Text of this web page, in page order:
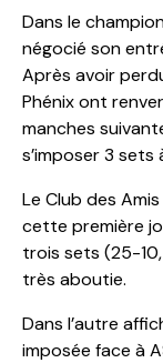
Dans le
négocié son
Après avoir
Phénix ont
manches
s’imposer 3 sets
Le Club des
cette première
trois sets (25-
très aboutie.
Dans l’autre
imposée face à